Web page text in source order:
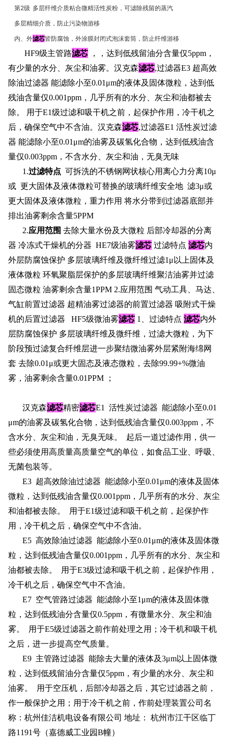
第2级 多层纤维介质粘合微精活性炭粉，可滤除残留的蒸汽
多层精细介质，防止污染物游移
内、外滤芯皆防腐蚀，外涂膜封闭式泡沫套筒，防止纤维游移
HF9级主管路滤芯 ，，达到低残留油分含量仅5ppm，
有少量的水分、灰尘和油雾。汉克森滤芯,过滤器E3 超高效
除油过滤器 能滤除小至0.01μm的液体及固体微粒，达到低
残油含量仅0.001ppm，几乎所有的水分、灰尘和油都被去
除。 用于E1级过滤和吸干机之前，起保护作用，冷干机之
后，确保空气中不含油。汉克森滤芯,过滤器E1 活性炭过滤
器 能滤除小至0.01μm的油雾及碳氢化合物，达到低残油含
量仅0.003ppm，不含水分、灰尘和油，无臭无味
1.过滤特点 可拆洗的不锈钢网状核心用离心力分离10μ
或 更大固体及液体微粒可替换的玻璃纤维安全地 滤3μ或
更大固体及液体微粒，重力作用 将水分带到过滤器底部并
排出油雾剩余含量5PPM
2.应用范围 去除大量水份及大微粒 后部冷却器的分离
器 冷冻式干燥机的分器 HE7级油雾滤芯 过滤特点 滤芯内
外层防腐蚀保护 多层玻璃纤维及微纤维过滤1μ以上固体及
液体微粒 环氧聚脂层保护的多层玻璃纤维聚洁油雾并过滤
固态微粒 油雾剩余含量1PPM 2.应用范围 气动工具、马达、
气缸前置过滤器 超精油雾过滤器的前置过滤器 吸附式干燥
机的后置过滤器 HF5级微油雾滤芯 1、过滤特点 滤芯内外
层防腐蚀保护 多层玻璃纤维及微纤维，过滤大微粒，为下
阶段预过滤复合纤维层进一步聚结微油雾外层紧附海绵网
套 去除0.01μ或更大固态及液态微粒，去除99.99+%微油
雾，油雾剩余含量0.01PPM ；
汉克森滤芯精密滤芯E1 活性炭过滤器 能滤除小至0.01
μm的油雾及碳氢化合物，达到低残油含量仅0.003ppm，不
含水分、灰尘和油，无臭无味。 起后一道过滤作用，供一
些必须使用高质量高质量空气的单位，如食品工业、呼吸、
无菌包装等。
E3 超高效除油过滤器 能滤除小至0.01μm的液体及固体
微粒，达到低残油含量仅0.001ppm，几乎所有的水分、灰尘
和油都被去除。 用于E1级过滤和吸干机之前，起保护作
用，冷干机之后，确保空气中不含油。
E5 高效除油过滤器 能滤除小至0.01μm的液体及固体微
粒，达到低残油含量仅0.001ppm，几乎所有的水分、灰尘和
油都被去除。 用于E3级过滤和吸干机之前，起保护作用，
冷干机之后，确保空气中不含油。
E7 空气管路过滤器 能滤除小至1μm的液体及固体微
粒，达到低残油分含量仅0.5ppm，有微量水分、灰尘和油
雾。 用于E5级过滤器之前作前处理之用；冷干机和吸干机
之后，进一步提高空气质量。
E9 主管路过滤器 能除去大量的液体及3μm以上固体微
粒，达到低残留油分含量仅5ppm，有少量的水分、灰尘和
油雾。 用于空压机，后部冷却器之后，其它过滤器之前，
作一般保护之用；用于冷干机之前，作前处理装置公司名
称：杭州佳洁机电设备有限公司 地址： 杭州市江干区临丁
路1191号（嘉德威工业园B幢）